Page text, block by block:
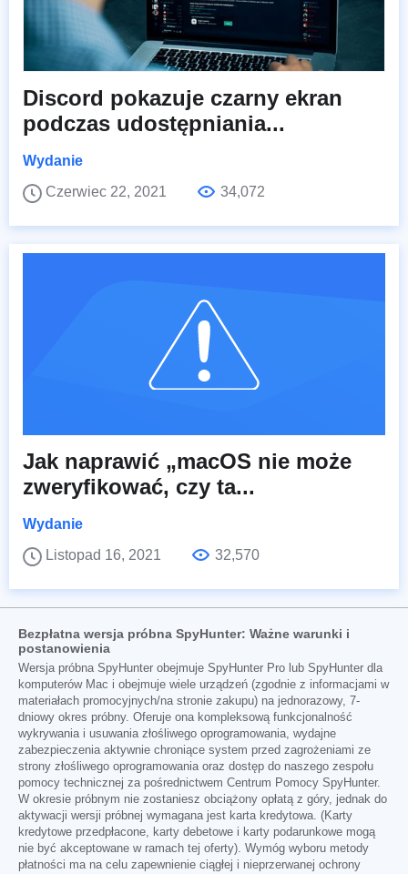
Discord pokazuje czarny ekran
podczas udostępniania...
Wydanie
Czerwiec 22, 2021
34,072
Jak naprawić „macOS nie może
zweryfikować, czy ta...
Wydanie
Listopad 16, 2021
32,570
Bezpłatna wersja próbna SpyHunter: Ważne warunki i
postanowienia
Wersja próbna SpyHunter obejmuje SpyHunter Pro lub SpyHunter dla
komputerów Mac i obejmuje wiele urządzeń (zgodnie z informacjami w
materiałach promocyjnych/na stronie zakupu) na jednorazowy, 7-
dniowy okres próbny. Oferuje ona kompleksową funkcjonalność
wykrywania i usuwania złośliwego oprogramowania, wydajne
zabezpieczenia aktywnie chroniące system przed zagrożeniami ze
strony złośliwego oprogramowania oraz dostęp do naszego zespołu
pomocy technicznej za pośrednictwem Centrum Pomocy SpyHunter.
W okresie próbnym nie zostaniesz obciążony opłatą z góry, jednak do
aktywacji wersji próbnej wymagana jest karta kredytowa. (Karty
kredytowe przedpłacone, karty debetowe i karty podarunkowe mogą
nie być akceptowane w ramach tej oferty). Wymóg wyboru metody
płatności ma na celu zapewnienie ciągłej i nieprzerwanej ochrony